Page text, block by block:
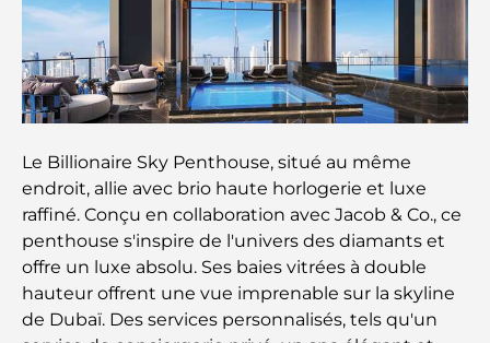
extérieurs
Les meilleures entreprises de déménagement à
Dubaï : un guide complet
comparaison claire pour les acheteurs immobiliers
avisés
Découvrez Moon Island Dubai : votre guide ultime
À la découverte des sites historiques de Dubaï : un
voyage à travers le temps
Le Billionaire Sky Penthouse, situé au même
endroit, allie avec brio haute horlogerie et luxe
raffiné. Conçu en collaboration avec Jacob & Co., ce
penthouse s'inspire de l'univers des diamants et
offre un luxe absolu. Ses baies vitrées à double
hauteur offrent une vue imprenable sur la skyline
de Dubaï. Des services personnalisés, tels qu'un